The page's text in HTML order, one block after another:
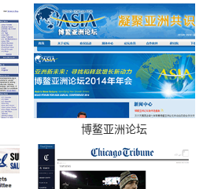
博鳌亚洲论坛